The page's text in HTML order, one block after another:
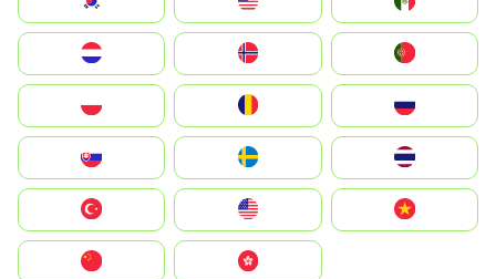
United States
中國香港特別行政區